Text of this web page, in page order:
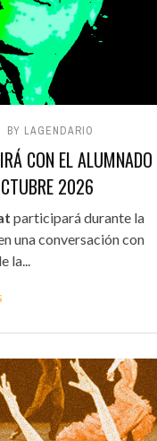
BY LAGENDARIO
CON EL ALUMNADO
2026
participará durante la
una conversación con
la...